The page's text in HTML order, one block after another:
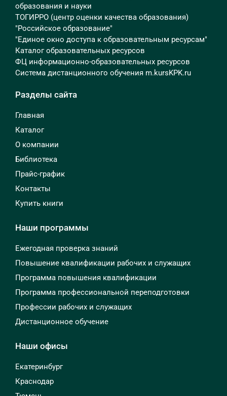
образования и науки
ТОГИРРО (центр оценки качества образования)
"Российское образование"
"Единое окно доступа к образовательным ресурсам"
Каталог образовательных ресурсов
ФЦ информационно-образовательных ресурсов
Система дистанционного обучения m.kursKPK.ru
Разделы сайта
Главная
Каталог
О компании
Библиотека
Прайс-график
Контакты
Купить книги
Наши программы
Ежегодная проверка знаний
Повышение квалификации рабочих и служащих
Программа повышения квалификации
Программа профессиональной переподготовки
Профессии рабочих и служащих
Дистанционное обучение
Наши офисы
Екатеринбург
Краснодар